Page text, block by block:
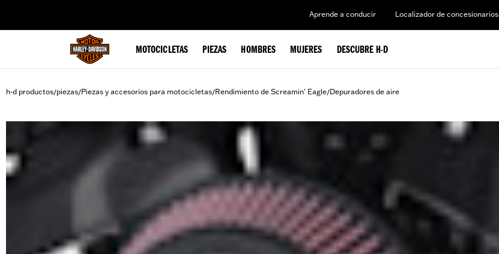
Aprende a conducir Localizador de concesionarios
MOTOCICLETAS PIEZAS HOMBRES MUJERES DESCUBRE H-D
h-d productos/piezas/Piezas y accesorios para motocicletas/Rendimiento de Screamin' Eagle/Depuradores de aire